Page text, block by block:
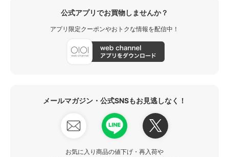
公式アプリでお買物しませんか？
アプリ限定クーポンやおトクな情報を配信中！
メールマガジン・公式SNSもお見逃しなく！
お気に入り商品の値下げ・再入荷や